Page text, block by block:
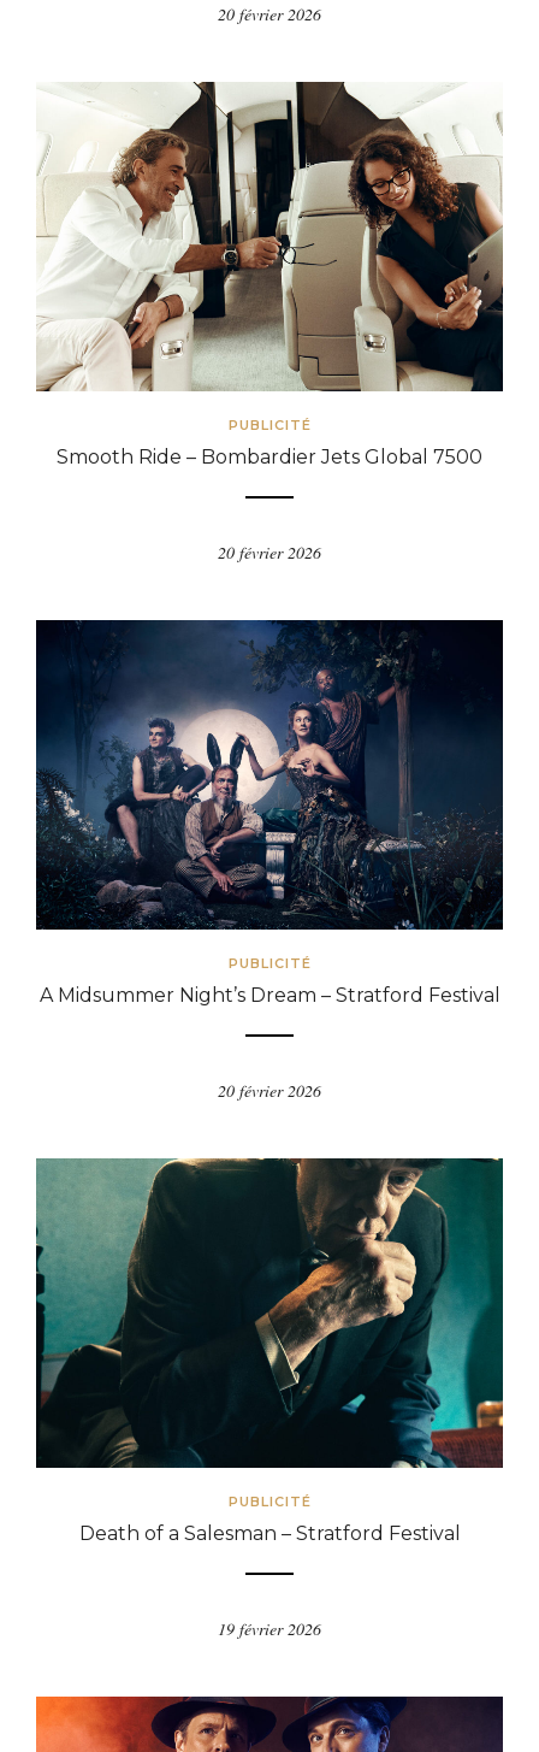
20 février 2026
PUBLICITÉ
Smooth Ride – Bombardier Jets Global 7500
20 février 2026
PUBLICITÉ
A Midsummer Night’s Dream – Stratford Festival
20 février 2026
PUBLICITÉ
Death of a Salesman – Stratford Festival
19 février 2026